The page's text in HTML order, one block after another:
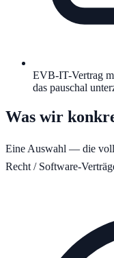
EVB-IT-Vertrag
das pauschal
Was wir
Eine Auswahl — die
Recht / Software-